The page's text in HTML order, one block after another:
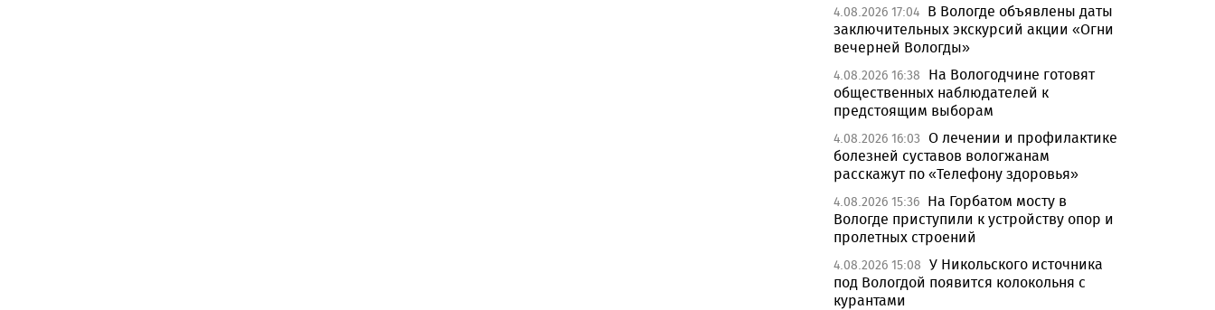
4.08.2026 17:04 В Вологде объявлены даты
заключительных экскурсий акции «Огни
вечерней Вологды»
4.08.2026 16:38
На Вологодчине готовят
общественных наблюдателей к
предстоящим выборам
4.08.2026 16:03 О лечении и профилактике
болезней суставов вологжанам
расскажут по «Телефону здоровья»
4.08.2026 15:36 На Горбатом мосту в
Вологде приступили к устройству опор и
пролетных строений
4.08.2026 15:08 У Никольского источника
под Вологдой появится колокольня с
курантами